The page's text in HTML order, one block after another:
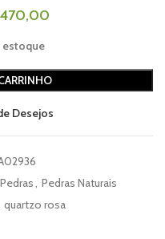
470,00
estoque
Desejos
Pedras, Pedras Naturais
quartzo rosa